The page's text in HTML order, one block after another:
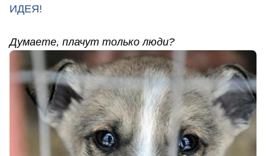
ИДЕЯ!
Думаете, плачут только люди?